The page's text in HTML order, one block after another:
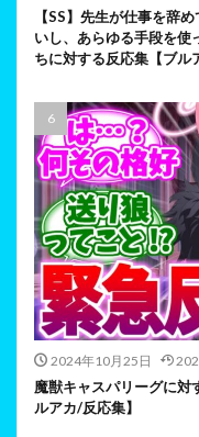
【SS】先生が仕事を辞
いし、あらゆる手段を使
ちに対する反応集【ブル
2024年10月25日
魔獣キャスパリーグに対
ルアカ/反応集】